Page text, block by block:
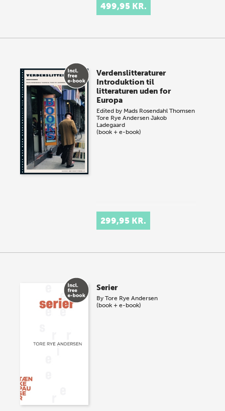
499,95 KR.
Verdenslitteraturer
Introduktion til
litteraturen uden for
Europa
Edited by Mads Rosendahl Thomsen
Tore Rye Andersen Jakob
Ladegaard
(book + e-book)
299,95 KR.
Serier
ByTore Rye Andersen
(book + e-book)